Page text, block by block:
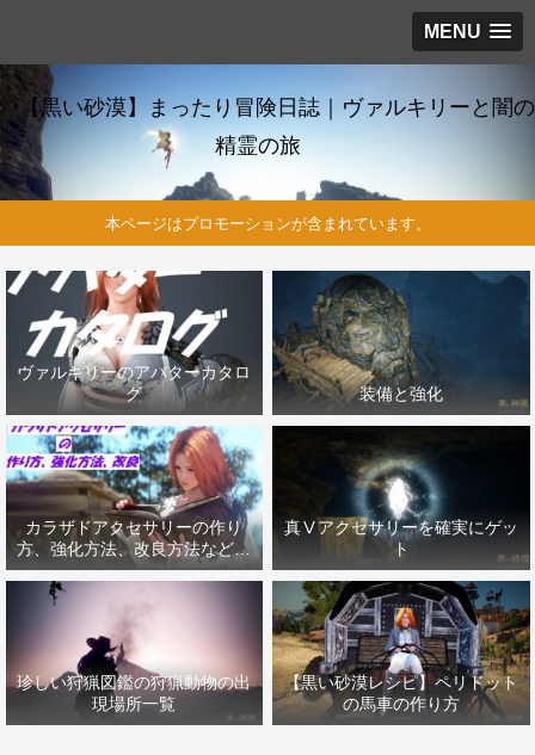
MENU
【黒い砂漠】まったり冒険日誌｜ヴァルキリーと闇の
精霊の旅
本ページはプロモーションが含まれています。
ヴァルキリーのアバターカタロ
グ
装備と強化
カラザドアクセサリーの作り
方、強化方法、改良方法などま
とめ【黒い砂漠冒険日誌１４１
真Ⅴアクセサリーを確実にゲッ
ト
珍しい狩猟図鑑の狩猟動物の出
現場所一覧
【黒い砂漠レシピ】ペリドット
の馬車の作り方